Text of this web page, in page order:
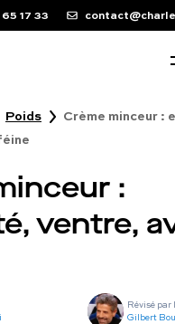
17 33
Poids
Crème minceur :
:
ventre,
Révisé par
Gilbert